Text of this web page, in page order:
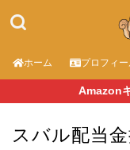
ホーム プロフィー
Amazon
スバル配当